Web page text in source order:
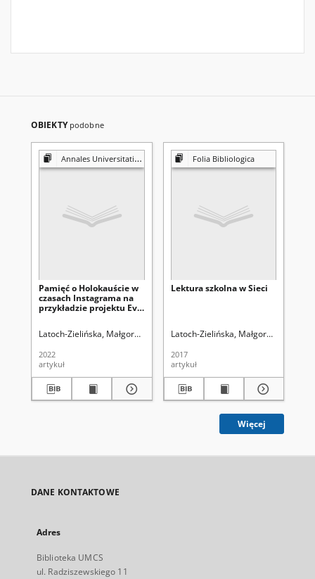
OBIEKTY podobne
Annales Universitatis Mariae Curie-Skłodowska. Sectio FF, Philologiae
Pamięć o Holokauście w
czasach Instagrama na
przykładzie projektu Eva
Latoch-Zielińska, Małgorzata.
Monika Gabryś-Sławińska, Robert
2022
artykuł
Folia Bibliologica
Lektura szkolna w Sieci
Latoch-Zielińska, Małgorzata
2017
artykuł
Więcej
DANE KONTAKTOWE
Adres
Biblioteka UMCS
ul. Radziszewskiego 11